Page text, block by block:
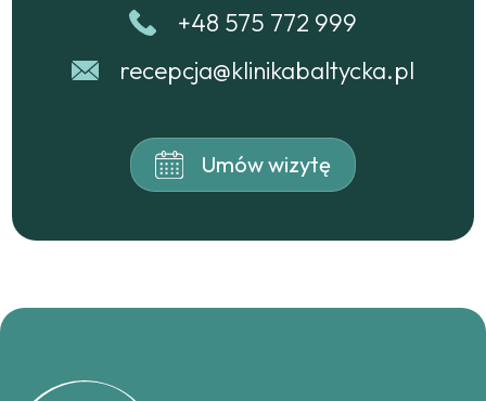
+48 575 772 999
recepcja@klinikabaltycka.pl
Umów wizytę